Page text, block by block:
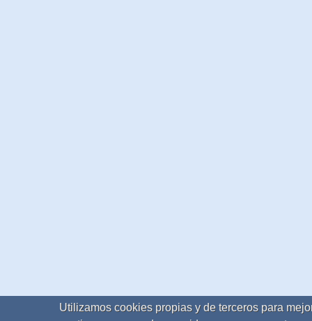
Utilizamos cookies propias y de terceros para